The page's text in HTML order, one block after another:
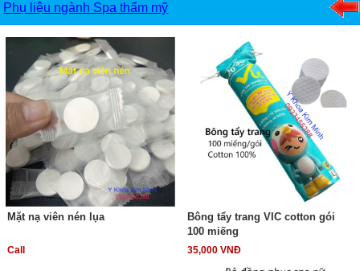
Phụ liệu ngành Spa thẩm mỹ
Mặt nạ viên nén lụa
Call
Bông tẩy trang VIC cotton gói
100 miếng
35,000 VNĐ